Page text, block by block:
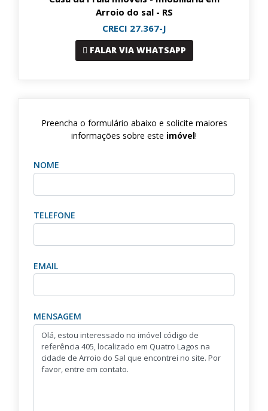
Arroio do sal - RS
CRECI 27.367-J
FALAR VIA WHATSAPP
Preencha o formulário abaixo e solicite maiores
informações sobre este imóvel!
NOME
TELEFONE
EMAIL
MENSAGEM